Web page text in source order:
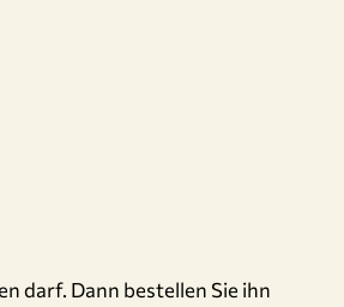
darf. Dann bestellen Sie ihn